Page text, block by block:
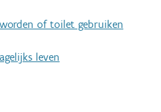
of toilet gebruiken
leven